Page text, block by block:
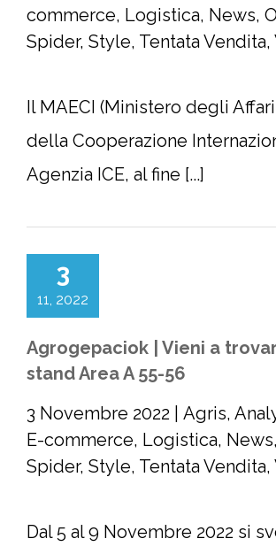
commerce, Logistica, News,
Spider, Style, Tentata Vendita,
Il MAECI (Ministero degli
della Cooperazione
Agenzia ICE, al fine [...]
3
11, 2022
Agrogepaciok | Vieni a
stand Area A 55-56
3 Novembre 2022
Agris,
E-commerce, Logistica, News,
Spider, Style, Tentata Vendita,
Dal 5 al 9 Novembre 2022 si